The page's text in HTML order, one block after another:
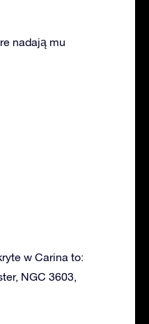
nadają mu
w Carina to:
NGC 3603,